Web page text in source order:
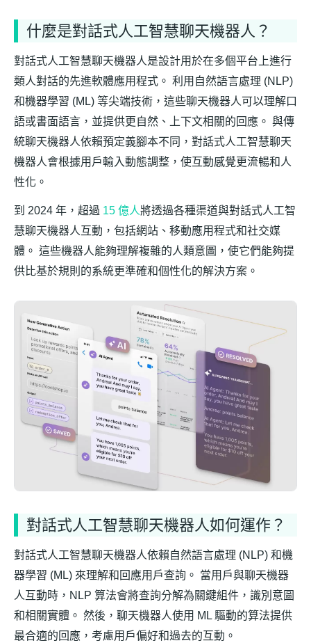
什麼是對話式人工智慧聊天機器人？
對話式人工智慧聊天機器人是設計用於在多個平台上進行
類人對話的先進軟體應用程式。 利用自然語言處理 (NLP)
和機器學習 (ML) 等尖端技術，這些聊天機器人可以理解口
語或書面語言，並提供更自然、上下文相關的回應。 與傳
統聊天機器人依賴預定義腳本不同，對話式人工智慧聊天
機器人會根據用戶輸入動態調整，使互動感覺更流暢和人
性化。
到 2024 年，超過 15 億人將透過各種渠道與對話式人工智
慧聊天機器人互動，包括網站、移動應用程式和社交媒
體。 這些機器人能夠理解複雜的人類意圖，使它們能夠提
供比基於規則的系統更準確和個性化的解決方案。
對話式人工智慧聊天機器人如何運作？
對話式人工智慧聊天機器人依賴自然語言處理 (NLP) 和機
器學習 (ML) 來理解和回應用戶查詢。 當用戶與聊天機器
人互動時，NLP 算法會將查詢分解為關鍵組件，識別意圖
和相關實體。 然後，聊天機器人使用 ML 驅動的算法提供
最合適的回應，考慮用戶偏好和過去的互動。